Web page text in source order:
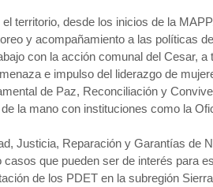
territorio, desde los inicios de la
y acompañamiento a las políticas
con la acción comunal del Cesar,
e impulso del liderazgo de
de Paz, Reconciliación y
la mano con instituciones como la
Justicia, Reparación y Garantías de
que pueden ser de interés para
de los PDET en la subregión